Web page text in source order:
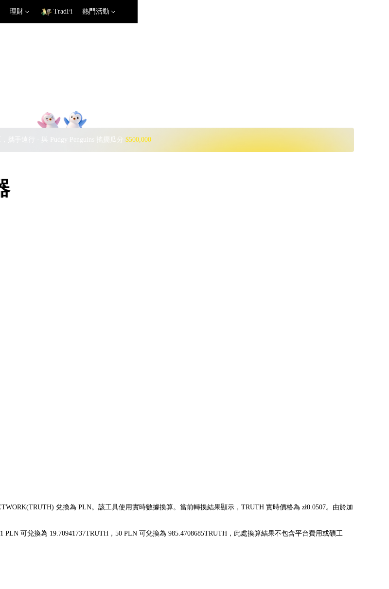
理財 TradFi 熱門活動
，攜手遠行 · 與 Pudgy Penguins 搖擺瓜分 $500,000
兌換為 PLN。該工具使用實時數據換算。當前轉換結果顯示，TRUTH 實時價格為 zł0.0507。由於加
PLN 可兌換為 19.70941737TRUTH，50 PLN 可兌換為 985.4708685TRUTH，此處換算結果不包含平台費用或礦工